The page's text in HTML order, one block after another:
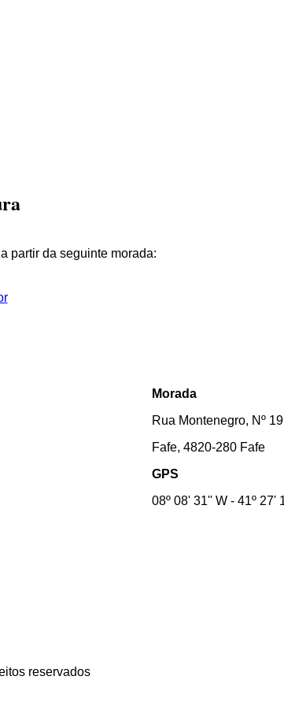
partir da seguinte morada:
Morada
Rua Montenegro, Nº
Fafe, 4820-280 Fafe
GPS
08º 08' 31'' W - 41º 27'
reservados